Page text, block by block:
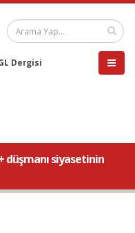
Dergisi
düşmanı siyasetinin